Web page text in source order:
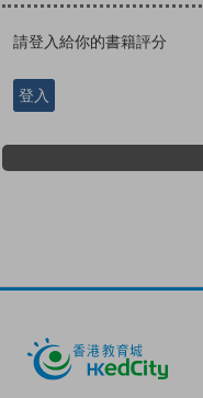
請登入給你的書籍評分
登入